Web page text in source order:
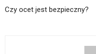
Czy ocet jest bezpieczny?